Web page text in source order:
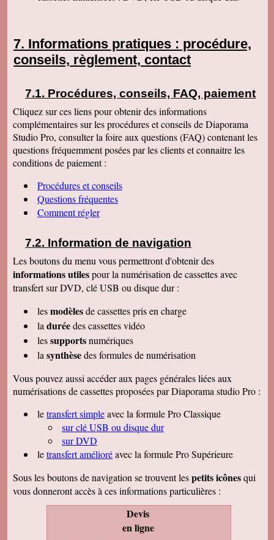
Informations pratiques : procédure,
conseils, règlement, contact
Procédures, conseils, FAQ, paiement
Cliquez sur ces liens pour obtenir des informations
complémentaires sur les procédures et conseils de Diaporama
Studio Pro, consulter la foire aux questions (FAQ) contenant les
questions fréquemment posées par les clients et connaitre les
conditions de paiement :
Procédures et conseils
Questions fréquentes
Comment régler
Information de navigation
Les boutons du menu vous permettront d'obtenir des
informations utilespour la numérisation de cassettes avec
transfert sur DVD, clé USB ou disque dur :
lesmodèlesde cassettes pris en charge
la duréedes cassettes vidéo
lessupportsnumériques
la synthèsedes formules de numérisation
Vous pouvez aussi accéder aux pages générales liées aux
numérisations de cassettes proposées par Diaporama studio Pro :
letransfert simpleavec la formule Pro Classique
sur clé USB ou disque dur
sur DVD
letransfert amélioréavec la formule Pro Supérieure
Sous les boutons de navigation se trouvent lespetits icônesqui
vous donneront accès à ces informations particulières :
Devis
en ligne